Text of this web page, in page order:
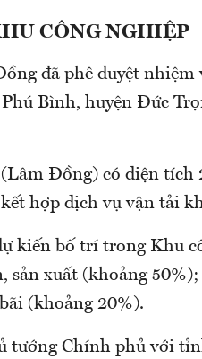
CÔNG NGHIỆP
đã phê duyệt nhiệm
Bình, huyện Đức
Đồng) có diện tích
hợp dịch vụ vận tải
kiến bố trí trong Khu
sản xuất (khoảng
(khoảng 20%).
tướng Chính phủ với